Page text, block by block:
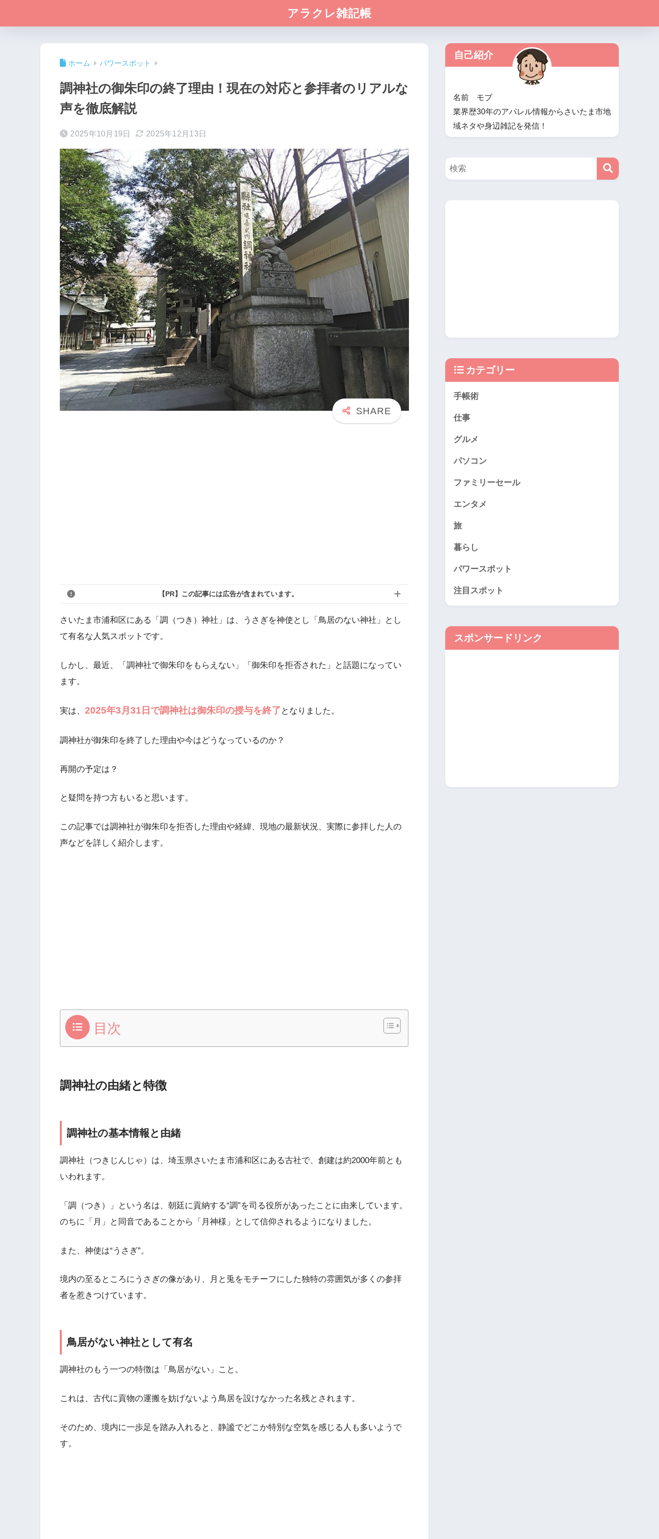
アラクレ雑記帳
ホーム パワースポット
調神社の御朱印の終了理由！現在の対応と参拝者のリアルな
声を徹底解説
2025年10月19日 2025年12月13日
【PR】この記事には広告が含まれています。
さいたま市浦和区にある「調（つき）神社」は、うさぎを神使とし「鳥居のない神社」とし
て有名な人気スポットです。
しかし、最近、「調神社で御朱印をもらえない」「御朱印を拒否された」と話題になってい
ます。
実は、 2025年3月31日で調神社は御朱印の授与を終了 となりました。
調神社が御朱印を終了した理由や今はどうなっているのか？
再開の予定は？
と疑問を持つ方もいると思います。
この記事では調神社が御朱印を拒否した理由や経緯、現地の最新状況、実際に参拝した人の
声などを詳しく紹介します。
目次
調神社の由緒と特徴
調神社の基本情報と由緒
調神社（つきじんじゃ）は、埼玉県さいたま市浦和区にある古社で、創建は約2000年前とも
いわれます。
「調（つき）」という名は、朝廷に貢納する“調”を司る役所があったことに由来しています。
のちに「月」と同音であることから「月神様」として信仰されるようになりました。
また、神使は“うさぎ”。
境内の至るところにうさぎの像があり、月と兎をモチーフにした独特の雰囲気が多くの参拝
者を惹きつけています。
鳥居がない神社として有名
調神社のもう一つの特徴は「鳥居がない」こと。
これは、古代に貢物の運搬を妨げないよう鳥居を設けなかった名残とされます。
そのため、境内に一歩足を踏み入れると、静謐でどこか特別な空気を感じる人も多いようで
す。
自己紹介
名前 モブ
業界歴30年のアパレル情報からさいたま市地
域ネタや身辺雑記を発信！
カテゴリー
手帳術
仕事
グルメ
パソコン
ファミリーセール
エンタメ
旅
暮らし
パワースポット
注目スポット
スポンサードリンク